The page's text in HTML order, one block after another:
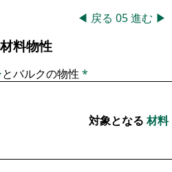
◀ 戻る 05進む ▶
料物性
とバルクの物性*
対象となる材料